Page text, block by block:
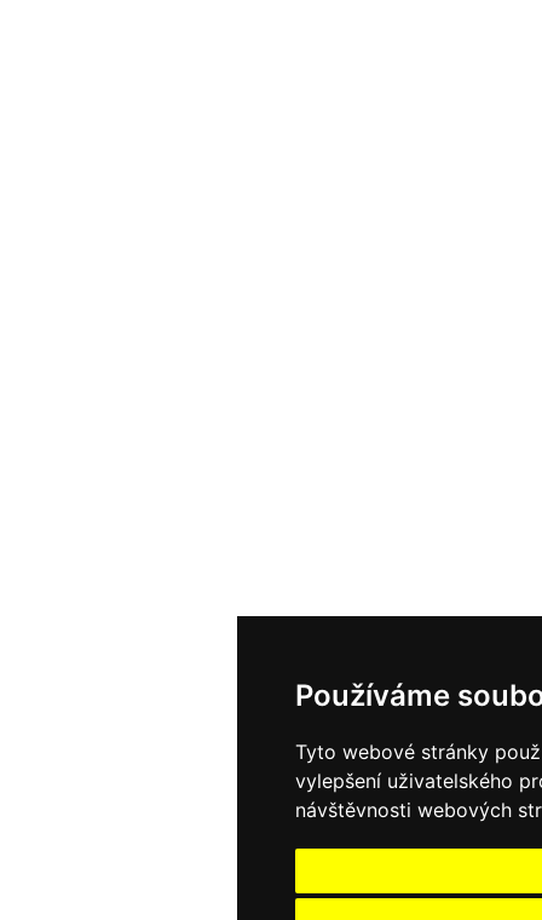
Používáme
Tyto webové stránky
vylepšení uživatelského
návštěvnosti webových